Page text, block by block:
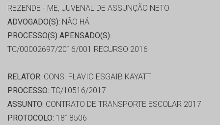
REZENDE - ME, JUVENAL DE ASSUNÇÃO NETO
ADVOGADO(S): NÃO HÁ
PROCESSO(S) APENSADO(S):
TC/00002697/2016/001 RECURSO 2016
RELATOR: CONS. FLAVIO ESGAIB KAYATT
PROCESSO: TC/10516/2017
ASSUNTO: CONTRATO DE TRANSPORTE ESCOLAR 2017
PROTOCOLO: 1818506